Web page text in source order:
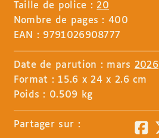
Taille de police : 20
Nombre de pages : 400
EAN : 9791026908777
Date de parution : mars 2026
Format : 15.6 x 24 x 2.6 cm
Poids : 0.509 kg
Partager sur :